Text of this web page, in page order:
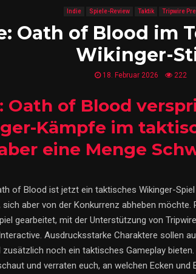
Indie Spiele-Review Taktik Tripwire
Oath of Blood im
Wikinger-
18. Februar 2026 222
Oath of Blood
Kämpfe im
eine Menge
of Blood ist jetzt ein taktisches Wikinger-
aber von der Konkurrenz abheben möchte.
gearbeitet, mit der Unterstützung von
Ausdrucksstarke Charaktere sollen
noch ein taktisches Gameplay bieten.
und verraten euch, an welchen Ecken und